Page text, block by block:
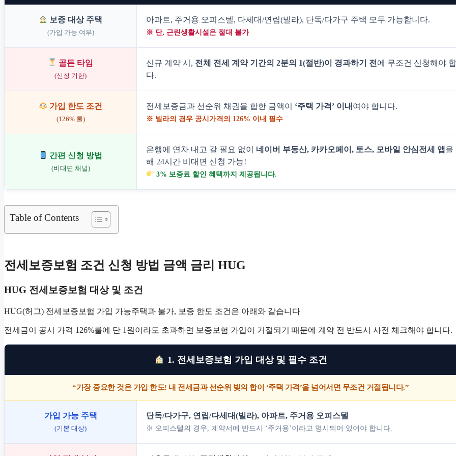
보증 대상 주택
(가입 가능 여부)
아파트, 주거용 오피스텔, 다세대/연립(빌라), 단독/다가구 주택 모두 가능합니다.
※ 단, 근린생활시설은 절대 불가
골든 타임
(신청 기한)
신규 계약 시, 전체 전세 계약 기간의 2분의 1(절반)이 경과하기 전 에 무조건 신청해야 합
다.
가입 한도 조건
(126% 룰)
전세보증금과 선순위 채권을 합한 금액이 ‘주택 가격’ 이내 여야 합니다.
※ 빌라의 경우 공시가격의 126% 이내 필수
간편 신청 방법
(비대면 채널)
은행에 연차 내고 갈 필요 없이 네이버 부동산, 카카오페이, 토스, 모바일 안심전세 앱 을
해 24시간 비대면 신청 가능!
3% 보증료 할인 혜택까지 제공됩니다.
Table of Contents
전세보증보험 조건 신청 방법 금액 금리 HUG
HUG 전세보증보험 대상 및 조건
HUG(허그) 전세보증보험 가입 가능주택과 불가, 보증 한도 조건은 아래와 같습니다
전세금이 공시 가격 126%룰에 단 1원이라도 초과하면 보증보험 가입이 거절되기 때문에 계약 전 반드시 사전 체크해야 합니다.
1. 전세보증보험 가입 대상 및 필수 조건
“가장 중요한 것은 가입 한도! 내 전세금과 선순위 빚의 합이 ‘주택 가격’을 넘어서면 무조건 거절됩니다.”
가입 가능 주택
(기본 대상)
단독/다가구, 연립/다세대(빌라), 아파트, 주거용 오피스텔
※ 오피스텔의 경우, 계약서에 반드시 ‘주거용’이라고 명시되어 있어야 합니다.